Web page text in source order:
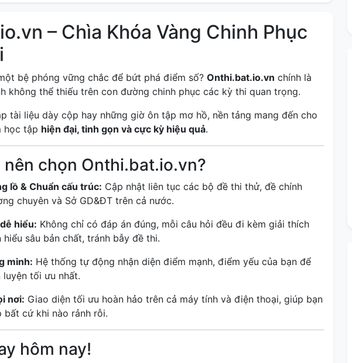
– Chìa Khóa Vàng Chinh Phục
bệ phóng vững chắc để bứt phá điểm số? Onthi.bat.io.vn chính là
không thể thiếu trên con đường chinh phục các kỳ thi quan trọng.
tài liệu dày cộp hay những giờ ôn tập mơ hồ, nền tảng mang đến cho
học tập hiện đại, tinh gọn và cực kỳ hiệu quả.
nên chọn Onthi.bat.io.vn?
lồ & Chuẩn cấu trúc: Cập nhật liên tục các bộ đề thi thử, đề chính
chuyên và Sở GD&ĐT trên cả nước.
hiểu: Không chỉ có đáp án đúng, mỗi câu hỏi đều đi kèm giải thích
sâu bản chất, tránh bẫy đề thi.
minh: Hệ thống tự động nhận diện điểm mạnh, điểm yếu của bạn để
tối ưu nhất.
nơi: Giao diện tối ưu hoàn hảo trên cả máy tính và điện thoại, giúp bạn
bất cứ khi nào rảnh rỗi.
hôm nay!